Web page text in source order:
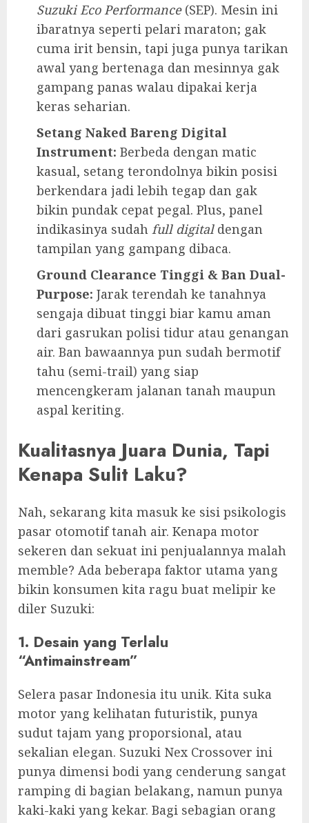
Suzuki Eco Performance(SEP). Mesin ini
ibaratnya seperti pelari maraton; gak
cuma irit bensin, tapi juga punya tarikan
awal yang bertenaga dan mesinnya gak
gampang panas walau dipakai kerja
keras seharian.
Setang Naked Bareng Digital
Instrument: Berbeda dengan matic
kasual, setang terondolnya bikin posisi
berkendara jadi lebih tegap dan gak
bikin pundak cepat pegal. Plus, panel
indikasinya sudah full digitaldengan
tampilan yang gampang dibaca.
Ground Clearance Tinggi & Ban Dual-
Purpose: Jarak terendah ke tanahnya
sengaja dibuat tinggi biar kamu aman
dari gasrukan polisi tidur atau genangan
air. Ban bawaannya pun sudah bermotif
tahu (semi-trail) yang siap
mencengkeram jalanan tanah maupun
aspal keriting.
Kualitasnya Juara Dunia, Tapi
Kenapa Sulit Laku?
Nah, sekarang kita masuk ke sisi psikologis
pasar otomotif tanah air. Kenapa motor
sekeren dan sekuat ini penjualannya malah
memble? Ada beberapa faktor utama yang
bikin konsumen kita ragu buat melipir ke
diler Suzuki:
1. Desain yang Terlalu
“Antimainstream”
Selera pasar Indonesia itu unik. Kita suka
motor yang kelihatan futuristik, punya
sudut tajam yang proporsional, atau
sekalian elegan. Suzuki Nex Crossover ini
punya dimensi bodi yang cenderung sangat
ramping di bagian belakang, namun punya
kaki-kaki yang kekar. Bagi sebagian orang